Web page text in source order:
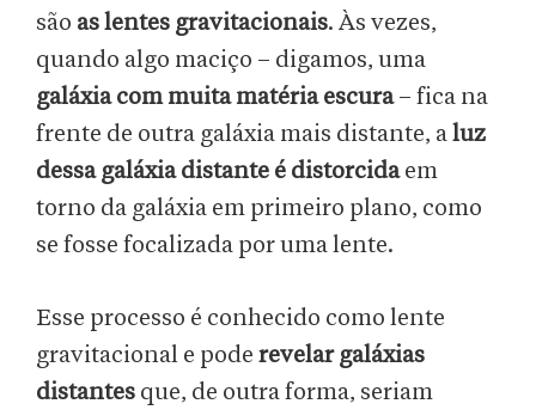
são as lentes gravitacionais. Às vezes,
quando algo maciço – digamos, uma
galáxia com muita matéria escura– fica na
frente de outra galáxia mais distante, aluz
dessa galáxia distante é distorcidaem
torno da galáxia em primeiro plano, como
se fosse focalizada por uma lente.
Esse processo é conhecido como lente
gravitacional e pode revelar galáxias
distantes que, de outra forma, seriam